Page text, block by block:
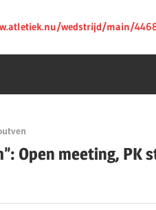
wedstrijd/main/
Open meeting, PK